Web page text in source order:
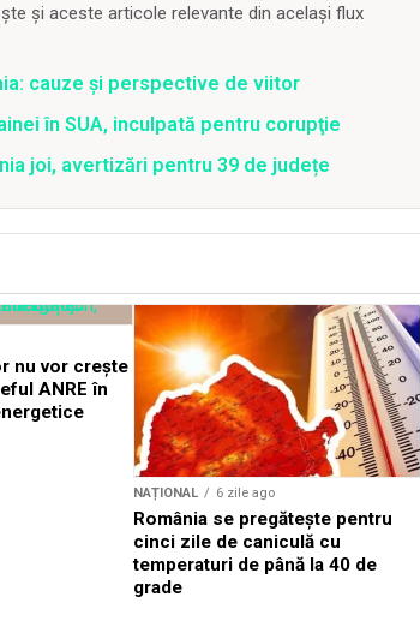
și aceste articole relevante din același flux
cauze și perspective de viitor
în SUA, inculpată pentru corupţie
joi, avertizări pentru 39 de județe
nu vor crește
ANRE în
NAȚIONAL 6 zile ago
România se pregătește pentru
cinci zile de caniculă cu
temperaturi de până la 40 de
grade